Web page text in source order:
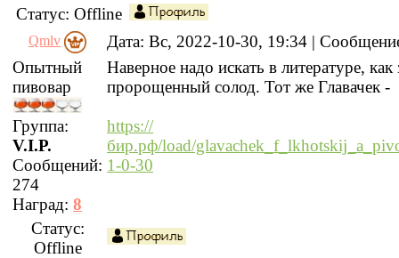
Статус: Offline
Qmlv
Дата: Вс, 2022-10-30, 19:34 |
Опытный
пивовар
Группа:
V.I.P.
Сообщений:
274
Наград: 8
Наверное надо искать в литературе, как
пророщенный солод. Тот же Главачек -
https://
бир.рф/load/
1-0-30
Статус:
Offline